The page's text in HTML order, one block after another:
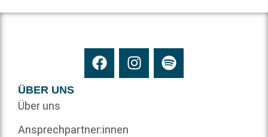
ÜBER UNS
Über uns
Ansprechpartner:innen